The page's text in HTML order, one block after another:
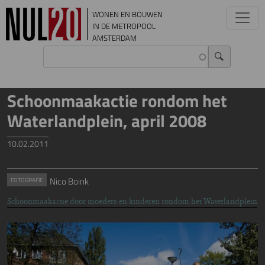
Overslaan en naar de inhoud gaan
WONEN EN BOUWEN
IN DE METROPOOL
AMSTERDAM
Schoonmaakactie rondom het
Waterlandplein, april 2008
10.02.2011
FOTOGRAFIE Nico Boink
Schoonmaakactie door moeders en kinderen rondom het Waterlandplein
Image